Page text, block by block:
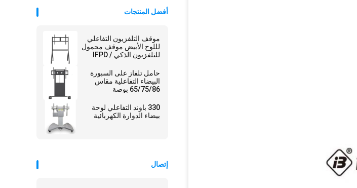
أفضل المنتجات
موقف التلفزيون التفاعلي
لللوح الأبيض موقف محمول
للتلفزيون الذكي / IFPD
حامل تلفاز على السبورة
البيضاء التفاعلية مقاس
65/75/86 بوصة
330 باوند التفاعلي لوحة
بيضاء الدوارة الكهربائية
إتصال